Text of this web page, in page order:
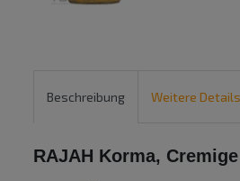
Beschreibung Weitere Details
RAJAH Korma,